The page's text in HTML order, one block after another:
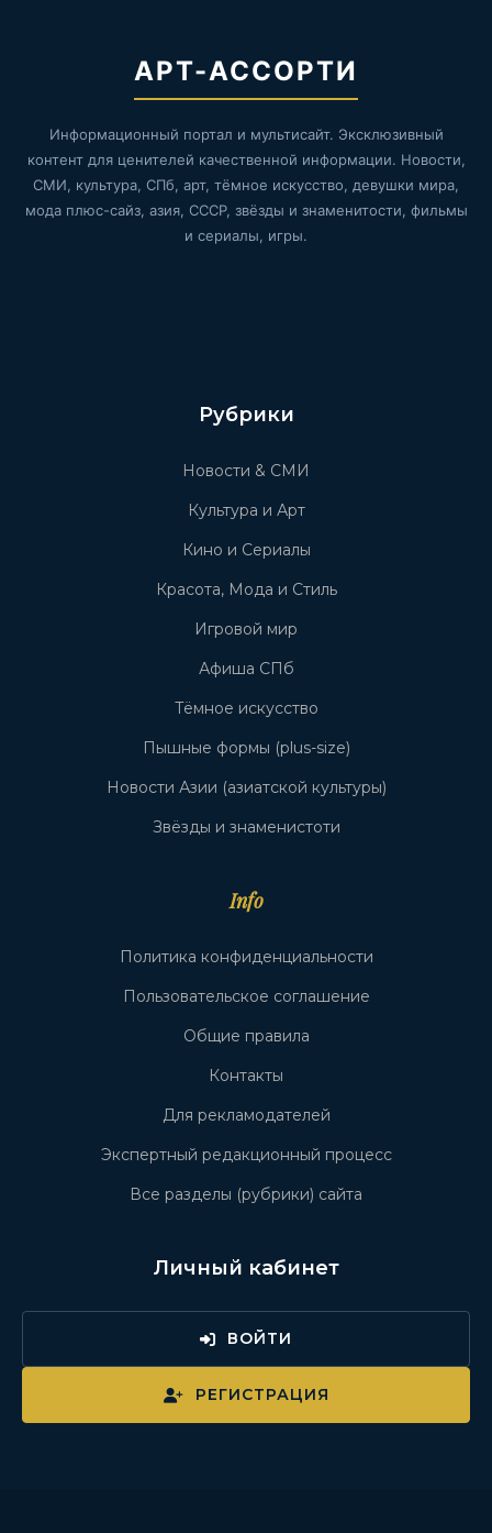
АРТ-АССОРТИ
Информационный портал и мультисайт. Эксклюзивный
контент для ценителей качественной информации. Новости,
СМИ, культура, СПб, арт, тёмное искусство, девушки мира,
мода плюс-сайз, азия, СССР, звёзды и знаменитости, фильмы
и сериалы, игры.
Рубрики
Новости & СМИ
Культура и Арт
Кино и Сериалы
Красота, Мода и Стиль
Игровой мир
Афиша СПб
Тёмное искусство
Пышные формы (plus-size)
Новости Азии (азиатской культуры)
Звёзды и знаменистоти
Info
Политика конфиденциальности
Пользовательское соглашение
Общие правила
Контакты
Для рекламодателей
Экспертный редакционный процесс
Все разделы (рубрики) сайта
Личный кабинет
ВОЙТИ
РЕГИСТРАЦИЯ